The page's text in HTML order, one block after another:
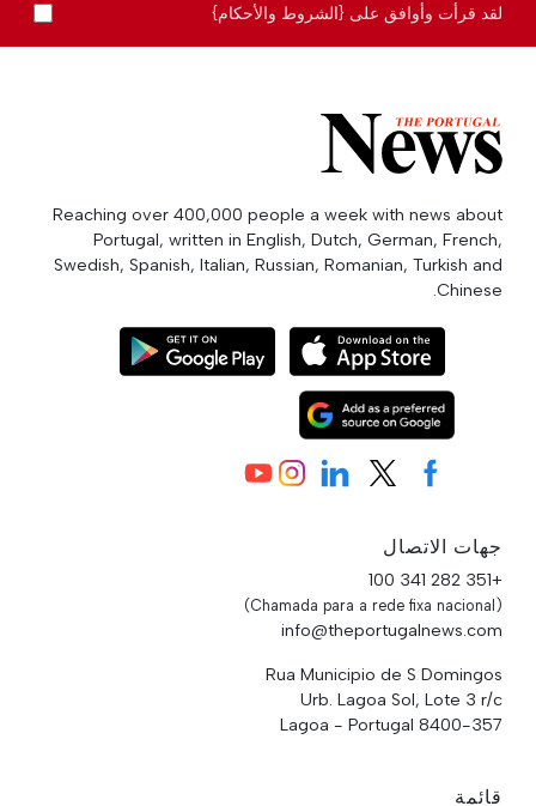
لقد قرأت وأوافق على {الشروط والأحكام}
Reaching over 400,000 people a week with news about
Portugal, written in English, Dutch, German, French,
Swedish, Spanish, Italian, Russian, Romanian, Turkish and
Chinese.
جهات الاتصال
+351 282 341 100
(Chamada para a rede fixa nacional)
info@theportugalnews.com
Rua Municipio de S Domingos
Urb. Lagoa Sol, Lote 3 r/c
8400-357 Lagoa - Portugal
قائمة